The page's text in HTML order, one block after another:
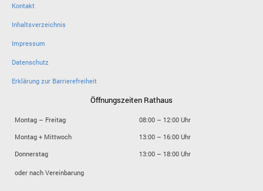
Kontakt
Inhaltsverzeichnis
Impressum
Datenschutz
Erklärung zur Barrierefreiheit
Öffnungszeiten Rathaus
Montag – Freitag
08:00 – 12:00 Uhr
Montag + Mittwoch
13:00 – 16:00 Uhr
Donnerstag
13:00 – 18:00 Uhr
oder nach Vereinbarung